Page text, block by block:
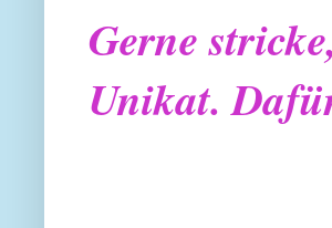
Gerne
Unikat.